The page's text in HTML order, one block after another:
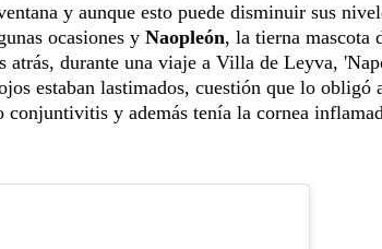
y aunque esto puede disminuir sus
ocasiones y Naopleón, la tierna mascota
durante una viaje a Villa de Leyva,
estaban lastimados, cuestión que lo obligó
conjuntivitis y además tenía la cornea